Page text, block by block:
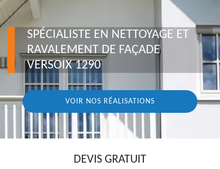
SPÉCIALISTE EN NETTOYAGE ET
RAVALEMENT DE FAÇADE
VERSOIX 1290
VOIR NOS RÉALISATIONS
DEVIS GRATUIT